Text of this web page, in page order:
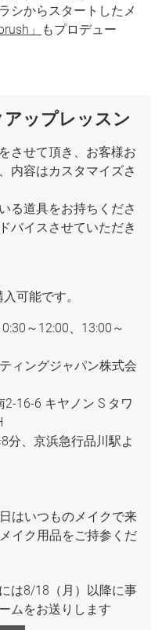
シからスタートしたメ
」
もプロデュー
ップレッスン
させて頂き、お客様お
内容はカスタマイズさ
る道具をお持ちくださ
バイスさせていただき
可能です。
～12:00、13:00～
ィングジャパン株式会
16-6 キヤノン S タワ
分、京浜急行品川駅よ
はいつものメイクで来
イク用品をご持参くだ
は8/18（月）以降に事
ムをお送りします